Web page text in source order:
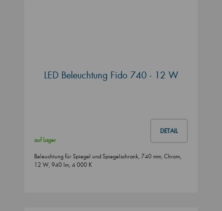
LED Beleuchtung Fido 740 - 12 W
DETAIL
auf Lager
Beleuchtung für Spiegel und Spiegelschrank, 740 mm, Chrom,
12 W, 940 lm, 4 000 K